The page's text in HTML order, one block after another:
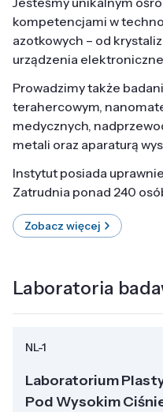
kompetencjami w
azotkowych – od
urządzenia
Prowadzimy także
terahercowym,
medycznych,
metali oraz aparaturą
Instytut posiada
Zatrudnia ponad 240
Zobacz więcej
Laboratoria
NL-1
Laboratorium
Pod Wysokim